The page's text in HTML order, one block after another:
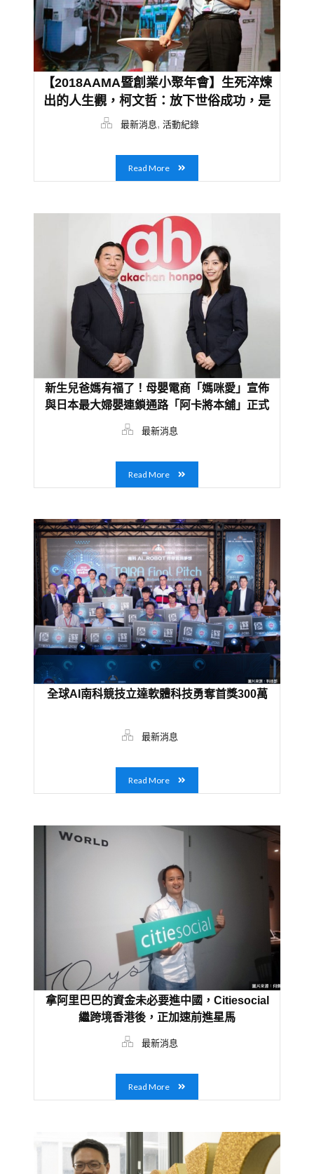
【2018AAMA暨創業小聚年會】生死淬煉
出的人生觀，柯文哲：放下世俗成功，是
創業家的修練
最新消息, 活動紀錄
Read More
新生兒爸媽有福了！母嬰電商「媽咪愛」宣佈
與日本最大婦嬰連鎖通路「阿卡將本舖」正式
最新消息
Read More
全球AI南科競技立達軟體科技勇奪首獎300萬
最新消息
Read More
拿阿里巴巴的資金未必要進中國，citiesocial
繼跨境香港後，正加速前進星馬
最新消息
Read More